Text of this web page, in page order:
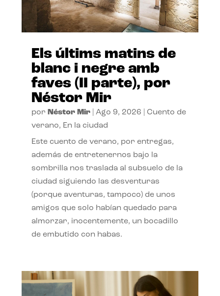
Els últims matins de
blanc i negre amb
faves (II parte), por
Néstor Mir
por Néstor Mir| Ago 9, 2026
Cuento de
verano, En la ciudad
Este cuento de verano, por entregas,
además de entretenernos bajo la
sombrilla nos traslada al subsuelo de la
ciudad siguiendo las desventuras
(porque aventuras, tampoco) de unos
amigos que solo habían quedado para
almorzar, inocentemente, un bocadillo
de embutido con habas.